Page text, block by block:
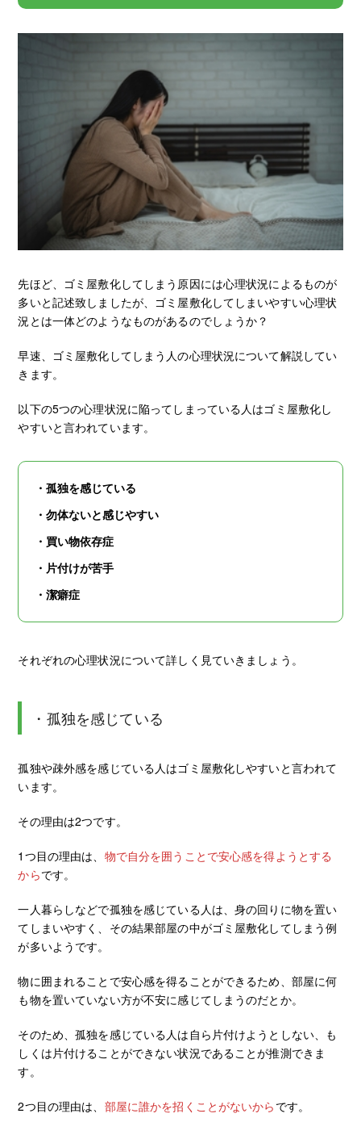
先ほど、ゴミ屋敷化してしまう原因には心理状況によるものが
多いと記述致しましたが、ゴミ屋敷化してしまいやすい心理状
況とは一体どのようなものがあるのでしょうか？
早速、ゴミ屋敷化してしまう人の心理状況について解説してい
きます。
以下の5つの心理状況に陥ってしまっている人はゴミ屋敷化し
やすいと言われています。
・孤独を感じている
・勿体ないと感じやすい
・買い物依存症
・片付けが苦手
・潔癖症
それぞれの心理状況について詳しく見ていきましょう。
・孤独を感じている
孤独や疎外感を感じている人はゴミ屋敷化しやすいと言われて
います。
その理由は2つです。
1つ目の理由は、 物で自分を囲うことで安心感を得ようとする
からです。
一人暮らしなどで孤独を感じている人は、身の回りに物を置い
てしまいやすく、その結果部屋の中がゴミ屋敷化してしまう例
が多いようです。
物に囲まれることで安心感を得ることができるため、部屋に何
も物を置いていない方が不安に感じてしまうのだとか。
そのため、孤独を感じている人は自ら片付けようとしない、も
しくは片付けることができない状況であることが推測できま
す。
2つ目の理由は、 部屋に誰かを招くことがないから です。